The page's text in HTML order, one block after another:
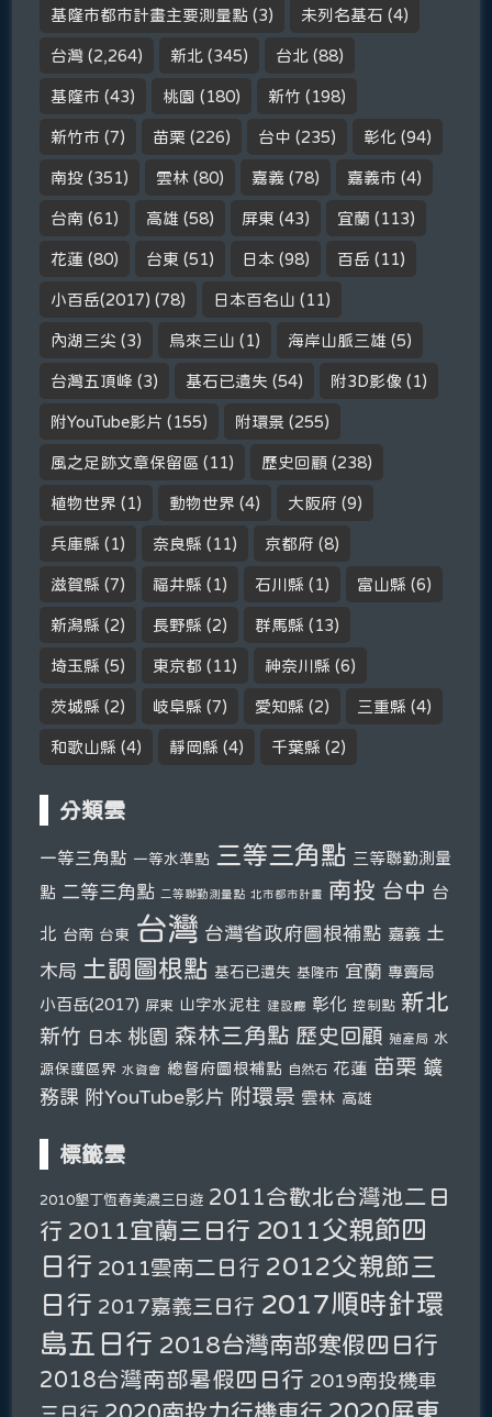
基隆市都市計畫主要測量點 (3) 未列名基石 (4)
台灣 (2,264) 新北 (345) 台北 (88)
基隆市 (43) 桃園 (180) 新竹 (198)
新竹市 (7) 苗栗 (226) 台中 (235) 彰化 (94)
南投 (351) 雲林 (80) 嘉義 (78) 嘉義市 (4)
台南 (61) 高雄 (58) 屏東 (43) 宜蘭 (113)
花蓮 (80) 台東 (51) 日本 (98) 百岳 (11)
小百岳(2017) (78) 日本百名山 (11)
內湖三尖 (3) 烏來三山 (1) 海岸山脈三雄 (5)
台灣五頂峰 (3) 基石已遺失 (54) 附3D影像 (1)
附YouTube影片 (155) 附環景 (255)
風之足跡文章保留區 (11) 歷史回顧 (238)
植物世界 (1) 動物世界 (4) 大阪府 (9)
兵庫縣 (1) 奈良縣 (11) 京都府 (8)
滋賀縣 (7) 福井縣 (1) 石川縣 (1) 富山縣 (6)
新潟縣 (2) 長野縣 (2) 群馬縣 (13)
埼玉縣 (5) 東京都 (11) 神奈川縣 (6)
茨城縣 (2) 岐阜縣 (7) 愛知縣 (2) 三重縣 (4)
和歌山縣 (4) 靜岡縣 (4) 千葉縣 (2)
分類雲
一等三角點 一等水準點 三等三角點 三等聯勤測量
點 二等三角點 二等聯勤測量點 北市都市計畫 南投 台中 台
北 台南 台東 台灣 台灣省政府圖根補點 嘉義 土
木局 土調圖根點 基石已遺失 基隆市 宜蘭 專賣局
小百岳(2017) 屏東 山字水泥柱 建設廳 彰化 控制點 新北
新竹 日本 桃園 森林三角點 歷史回顧 殖產局
水
源保護區界 水資會 總督府圖根補點 自然石 花蓮 苗栗 鑛
務課 附YouTube影片 附環景 雲林 高雄
標籤雲
2010墾丁恆春美濃三日遊 2011合歡北台灣池二日
行 2011宜蘭三日行 2011父親節四
日行 2011雲南二日行 2012父親節三
日行 2017嘉義三日行 2017順時針環
島五日行 2018台灣南部寒假四日行
2018台灣南部暑假四日行 2019南投機車
三日行 2020南投力行機車行 2020屏東